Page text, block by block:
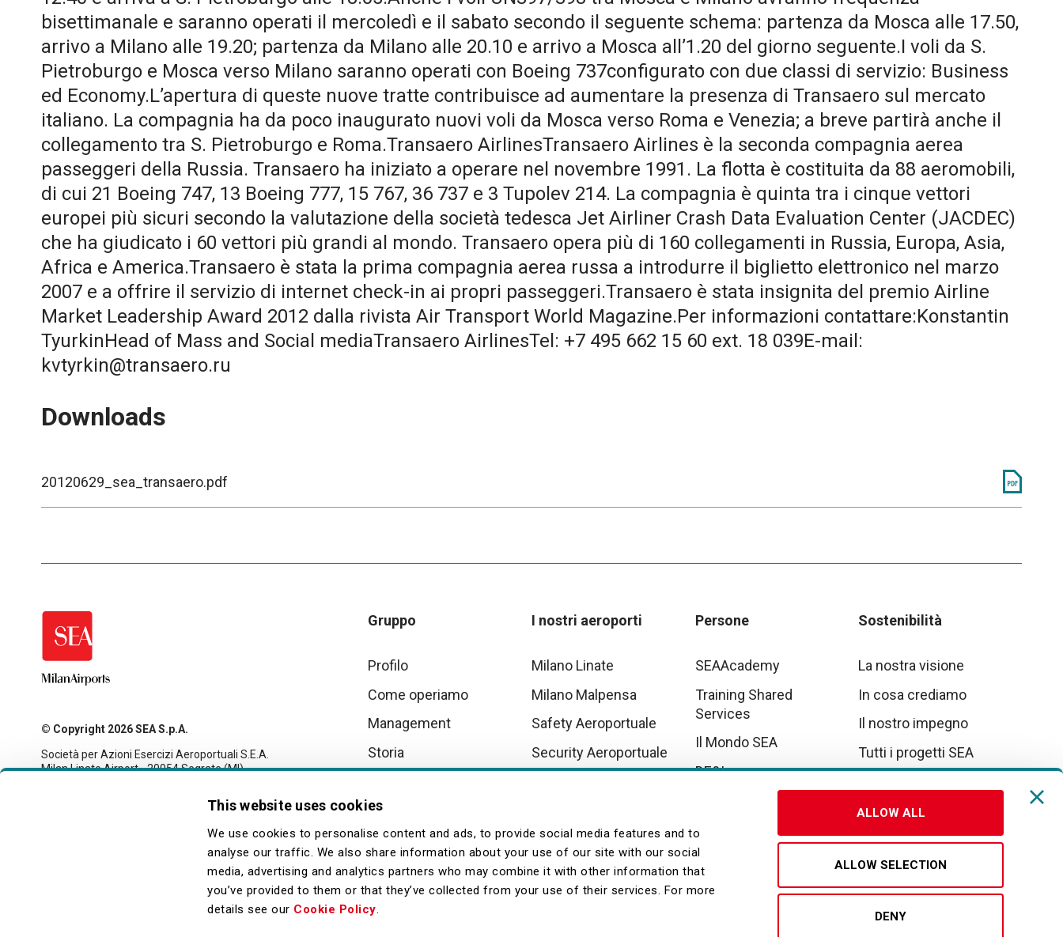
This website uses cookies
We use cookies to personalise content and ads, to provide social media features and to
analyse our traffic. We also share information about your use of our site with our social
media, advertising and analytics partners who may combine it with other information that
you’ve provided to them or that they’ve collected from your use of their services. For more
details see our Cookie Policy.
ALLOW ALL
ALLOW SELECTION
DENY
bisettimanale e saranno operati il mercoledì e il sabato secondo il seguente schema: partenza da Mosca alle 17.50,
arrivo a Milano alle 19.20; partenza da Milano alle 20.10 e arrivo a Mosca all’1.20 del giorno seguente.I voli da S.
Pietroburgo e Mosca verso Milano saranno operati con Boeing 737configurato con due classi di servizio: Business
ed Economy.L’apertura di queste nuove tratte contribuisce ad aumentare la presenza di Transaero sul mercato
italiano. La compagnia ha da poco inaugurato nuovi voli da Mosca verso Roma e Venezia; a breve partirà anche il
collegamento tra S. Pietroburgo e Roma.Transaero AirlinesTransaero Airlines è la seconda compagnia aerea
passeggeri della Russia. Transaero ha iniziato a operare nel novembre 1991. La flotta è costituita da 88 aeromobili,
di cui 21 Boeing 747, 13 Boeing 777, 15 767, 36 737 e 3 Tupolev 214. La compagnia è quinta tra i cinque vettori
europei più sicuri secondo la valutazione della società tedesca Jet Airliner Crash Data Evaluation Center (JACDEC)
che ha giudicato i 60 vettori più grandi al mondo. Transaero opera più di 160 collegamenti in Russia, Europa, Asia,
Africa e America.Transaero è stata la prima compagnia aerea russa a introdurre il biglietto elettronico nel marzo
2007 e a offrire il servizio di internet check-in ai propri passeggeri.Transaero è stata insignita del premio Airline
Market Leadership Award 2012 dalla rivista Air Transport World Magazine.Per informazioni contattare:Konstantin
TyurkinHead of Mass and Social mediaTransaero AirlinesTel: +7 495 662 15 60 ext. 18 039E-mail:
kvtyrkin@transaero.ru
Downloads
20120629_sea_transaero.pdf
© Copyright 2026 SEA S.p.A.
Società per Azioni Esercizi Aeroportuali S.E.A.
Milan Linate Airport - 20054 Segrate (MI)
Share capital 27,500,000 euro fully paid-up
Gruppo
Profilo
Come operiamo
Management
Storia
Quality
I nostri aeroporti
Milano Linate
Milano Malpensa
Safety Aeroportuale
Security Aeroportuale
Persone
SEAAcademy
Training Shared
Services
Il Mondo SEA
DE&I
Lavora con noi
Sostenibilità
La nostra visione
In cosa crediamo
Il nostro impegno
Tutti i progetti SEA